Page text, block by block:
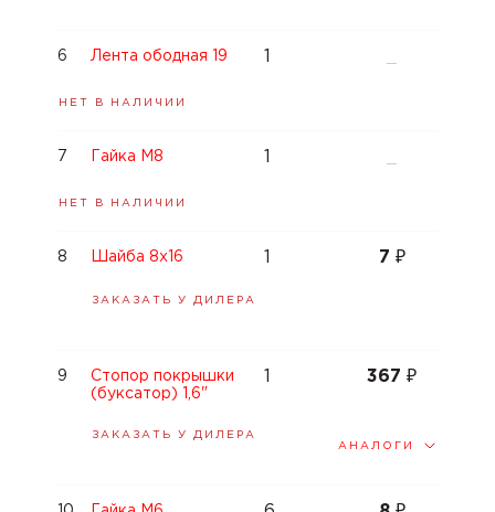
Лента ободная 19
—
НЕТ В НАЛИЧИИ
6
Гайка M8
—
НЕТ В НАЛИЧИИ
7
Шайба 8x16 7 ₽
ЗАКАЗАТЬ У ДИЛЕРА
8
Стопор покрышки
(буксатор) 1,6"
367₽
ЗАКАЗАТЬ У ДИЛЕРА
АНАЛОГИ
9